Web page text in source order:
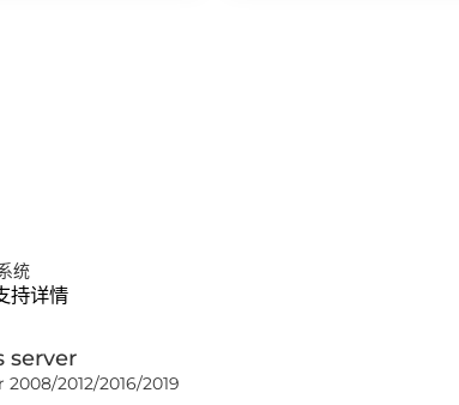
统
持详情
server
2012/2016/2019